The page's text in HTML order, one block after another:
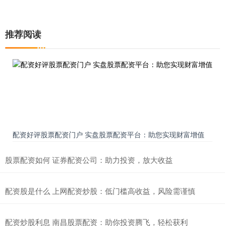
推荐阅读
配资好评股票配资门户 实盘股票配资平台：助您实现财富增值
股票配资如何 证券配资公司：助力投资，放大收益
配资股是什么 上网配资炒股：低门槛高收益，风险需谨慎
配资炒股利息 南昌股票配资：助你投资腾飞，轻松获利